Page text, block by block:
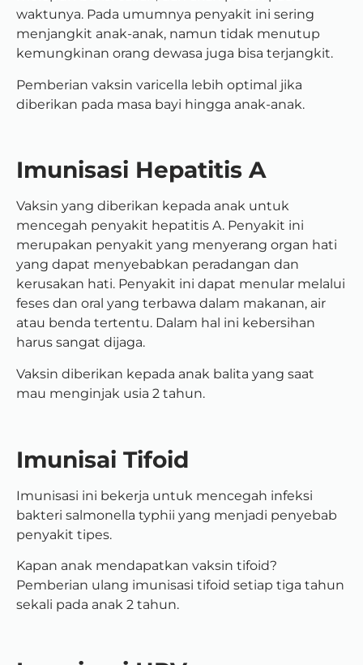
waktunya. Pada umumnya penyakit ini sering
menjangkit anak-anak, namun tidak menutup
kemungkinan orang dewasa juga bisa terjangkit.
Pemberian vaksin varicella lebih optimal jika
diberikan pada masa bayi hingga anak-anak.
Imunisasi Hepatitis A
Vaksin yang diberikan kepada anak untuk
mencegah penyakit hepatitis A. Penyakit ini
merupakan penyakit yang menyerang organ hati
yang dapat menyebabkan peradangan dan
kerusakan hati. Penyakit ini dapat menular melalui
feses dan oral yang terbawa dalam makanan, air
atau benda tertentu. Dalam hal ini kebersihan
harus sangat dijaga.
Vaksin diberikan kepada anak balita yang saat
mau menginjak usia 2 tahun.
Imunisai Tifoid
Imunisasi ini bekerja untuk mencegah infeksi
bakteri salmonella typhii yang menjadi penyebab
penyakit tipes.
Kapan anak mendapatkan vaksin tifoid?
Pemberian ulang imunisasi tifoid setiap tiga tahun
sekali pada anak 2 tahun.